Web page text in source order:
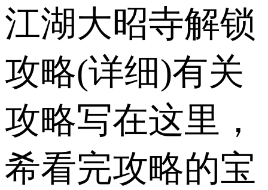
江湖大昭寺解锁
攻略(详细)有关
攻略写在这里，
希看完攻略的宝